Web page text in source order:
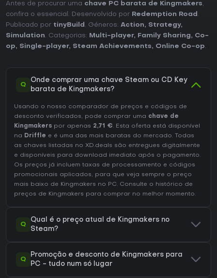
Antes de procurar uma chave PC barata de Kingmakers,
confira o essencial. Desenvolvido por Redemption Road .
Publicado por tinyBuild . Géneros: Action, Strategy,
Simulation. Categorias: Multi-player, Family Sharing, Co-
op, Single-player, Steam Achievements, Online Co-op.
Q
Onde comprar uma chave Steam ou CD Key
barata de Kingmakers?
Usando o nosso comparador de preços e códigos de
desconto verificados, pode comprar uma chave de
Kingmakers por apenas 2,71 €. Esta oferta está disponível
na Driffle e é uma das mais baratas do mercado. Todas
as chaves listadas no XD.deals são entregues digitalmente
e disponíveis para download imediato após o pagamento.
Os preços já incluem taxas de processamento e códigos
promocionais aplicados, para que veja sempre o preço
mais baixo de Kingmakers no PC. Consulte o histórico de
preços de Kingmakers para comprar no melhor momento.
Q
Qual é o preço atual de Kingmakers no
Steam?
Q
Promoção e desconto de Kingmakers para
PC - tudo num só lugar